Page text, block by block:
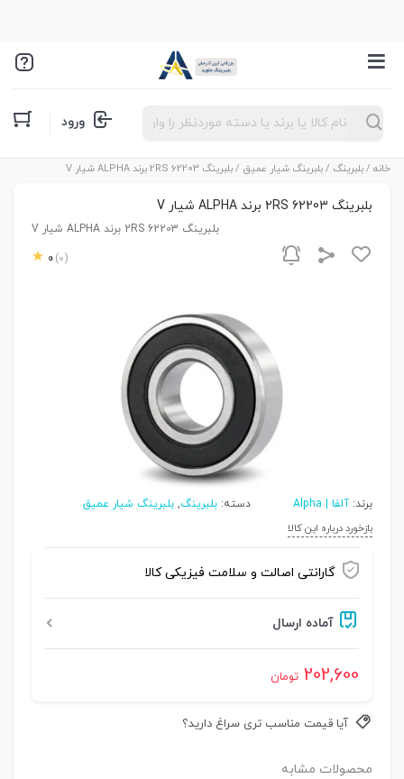
Products
search ورود
خانه /بلبرینگ /بلبرینگ شیار عمیق / بلبرینگ 62203 2RS برند ALPHA شیار V
بلبرینگ 62203 2RS برند ALPHA شیار V
بلبرینگ 62203 2RS برند ALPHA شیار V
0 (0)
برند: آلفا | Alpha دسته: بلبرینگ, بلبرینگ شیار عمیق
بازخورد درباره این کالا
گارانتی اصالت و سلامت فیزیکی کالا
آماده ارسال
202,600 تومان
آیا قیمت مناسب تری سراغ دارید؟
محصولات مشابه